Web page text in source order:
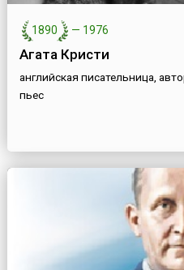
1890 — 1976
Агата Кристи
английская писательница,
пьес